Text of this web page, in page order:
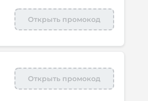
Открыть промокод
Открыть промокод